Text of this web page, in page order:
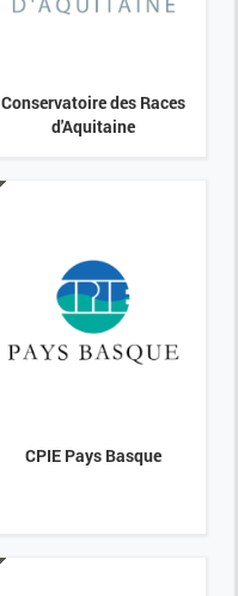
Conservatoire des Races
d'Aquitaine
CPIE Pays Basque